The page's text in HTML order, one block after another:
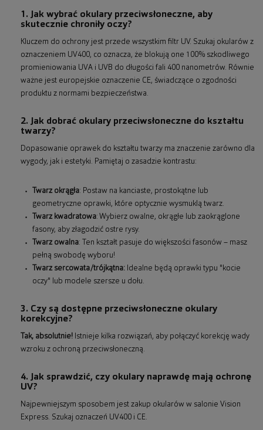
1. Jak wybrać okulary przeciwsłoneczne, aby
skutecznie chroniły oczy?
Kluczem do ochrony jest przede wszystkim filtr UV. Szukaj okularów z
oznaczeniem UV400, co oznacza, że blokują one 100% szkodliwego
promieniowania UVA i UVB do długości fali 400 nanometrów. Równie
ważne jest europejskie oznaczenie CE, świadczące o zgodności
produktu z normami bezpieczeństwa.
2. Jak dobrać okulary przeciwsłoneczne do kształtu
twarzy?
Dopasowanie oprawek do kształtu twarzy ma znaczenie zarówno dla
wygody, jak i estetyki. Pamiętaj o zasadzie kontrastu:
Twarz okrągła: Postaw na kanciaste, prostokątne lub
geometryczne oprawki, które optycznie wysmuklą twarz.
Twarz kwadratowa: Wybierz owalne, okrągłe lub zaokrąglone
fasony, aby złagodzić ostre rysy.
Twarz owalna: Ten kształt pasuje do większości fasonów – masz
pełną swobodę wyboru!
Twarz sercowata/trójkątna: Idealne będą oprawki typu "kocie
oczy" lub modele szersze u dołu.
3. Czy są dostępne przeciwsłoneczne okulary
korekcyjne?
Tak, absolutnie! Istnieje kilka rozwiązań, aby połączyć korekcję wady
wzroku z ochroną przeciwsłoneczną.
4. Jak sprawdzić, czy okulary naprawdę mają ochronę
UV?
Najpewniejszym sposobem jest zakup okularów w salonie Vision
Express. Szukaj oznaczeń UV400 i CE.